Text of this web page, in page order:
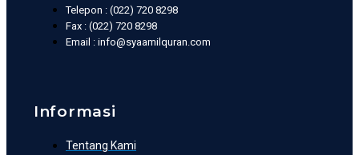
Telepon : (022) 720 8298
Fax : (022) 720 8298
Email : info@syaamilquran.com
Informasi
Tentang Kami